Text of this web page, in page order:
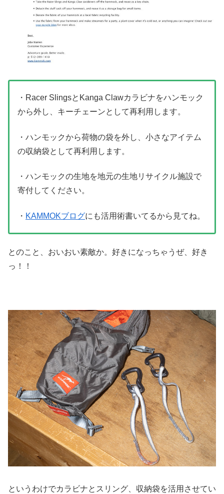
・Racer SlingsとKanga Clawカラビナをハンモック
から外し、キーチェーンとして再利用します。
・ハンモックから荷物の袋を外し、小さなアイテム
の収納袋として再利用します。
・ハンモックの生地を地元の生地リサイクル施設で
寄付してください。
・ KAMMOKブログにも活用術書いてるから見てね。
とのこと、おいおい素敵か。好きになっちゃうぜ、好き
っ！！
というわけでカラビナとスリング、収納袋を活用させてい